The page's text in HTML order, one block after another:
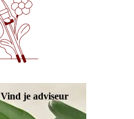
Vind je adviseur